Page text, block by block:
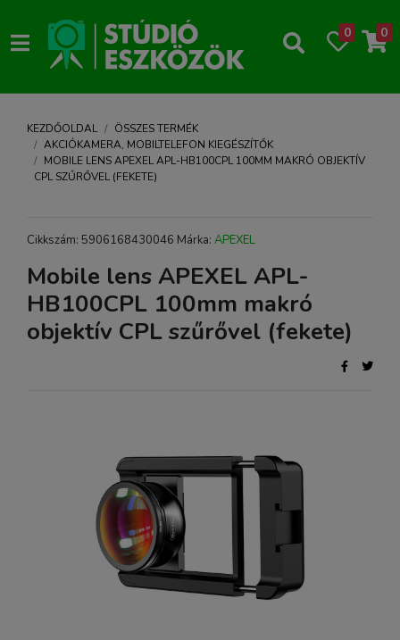
0 0
KEZDŐOLDAL
ÖSSZES TERMÉK
AKCIÓKAMERA, MOBILTELEFON KIEGÉSZÍTŐK
MOBILE LENS APEXEL APL-HB100CPL 100MM MAKRÓ OBJEKTÍV
CPL SZŰRŐVEL (FEKETE)
Cikkszám: 5906168430046 Márka: APEXEL
Mobile lens APEXEL APL-
HB100CPL 100mm makró
objektív CPL szűrővel (fekete)